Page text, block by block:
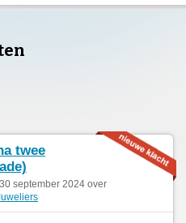
twee
september 2024 over